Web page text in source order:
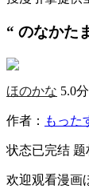
“ のなかた
ほのかな 5.0分
作者： もった
状态已完结 题
欢迎观看漫画